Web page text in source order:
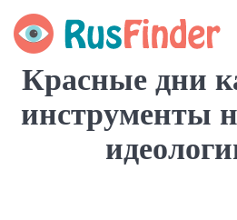
Красные дни
инструменты